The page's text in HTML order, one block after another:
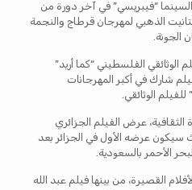
السينما “فيبريسي” في آخر دورة من
الذهبي لمهرجان قرطاج والنجمة
الجونة.
الفلسطيني “كما أريد”
شارك في أكبر المهرجانات
الوثائقي.
الثقافية، عرض الفيلم الجزائري
عرضه الأول في الجزائر بعد
الأحمر بالسعودية.
القصيرة، من بينها فيلم عبد الله